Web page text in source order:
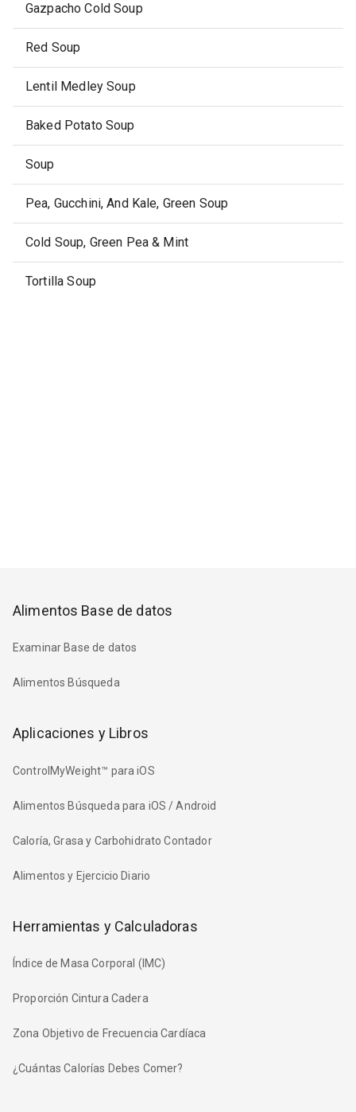
Gazpacho Cold Soup
Red Soup
Lentil Medley Soup
Baked Potato Soup
Soup
Pea, Gucchini, And Kale, Green Soup
Cold Soup, Green Pea & Mint
Tortilla Soup
Alimentos Base de datos
Examinar Base de datos
Alimentos Búsqueda
Aplicaciones y Libros
ControlMyWeight™ para iOS
Alimentos Búsqueda para iOS / Android
Caloría, Grasa y Carbohidrato Contador
Alimentos y Ejercicio Diario
Herramientas y Calculadoras
Índice de Masa Corporal (IMC)
Proporción Cintura Cadera
Zona Objetivo de Frecuencia Cardíaca
¿Cuántas Calorías Debes Comer?